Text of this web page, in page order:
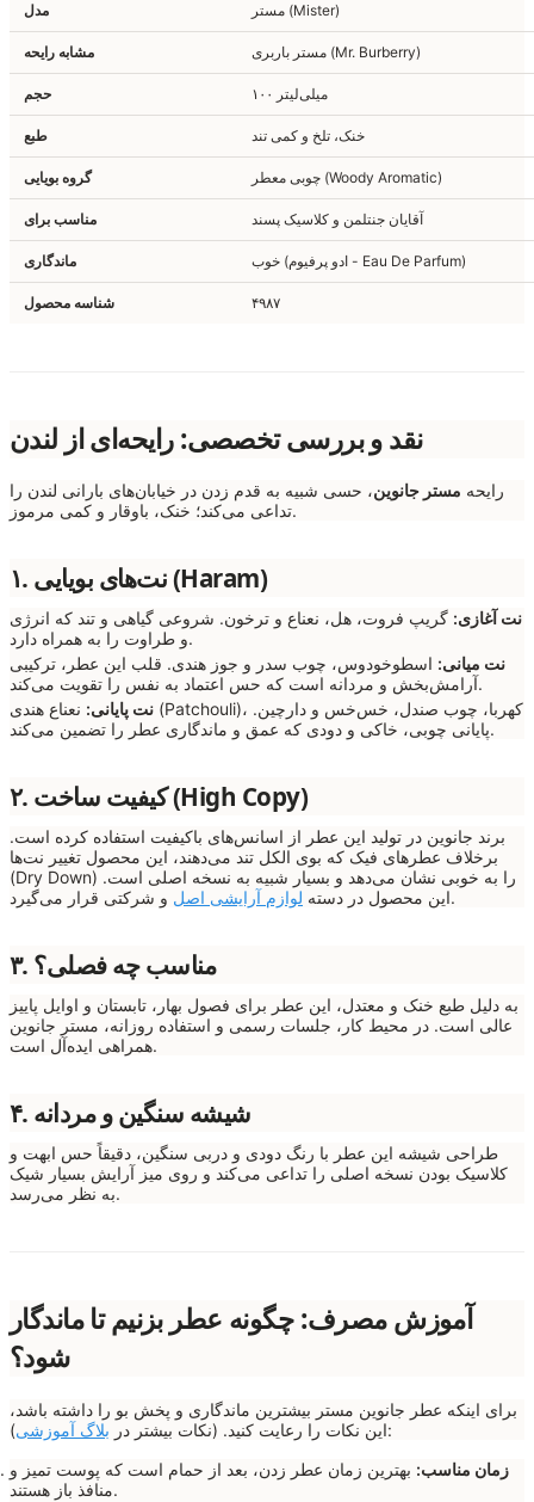
مدل مستر (Mister)
مشابه رایحه مستر باربری (Mr. Burberry)
حجم ۱۰۰ میلی‌لیتر
طبع خنک، تلخ و کمی تند
گروه بویایی چوبی معطر (Woody Aromatic)
مناسب برای آقایان جنتلمن و کلاسیک پسند
ماندگاری خوب (ادو پرفیوم - Eau De Parfum)
شناسه محصول ۴۹۸۷
نقد و بررسی تخصصی: رایحه‌ای از لندن
رایحه مستر جانوین، حسی شبیه به قدم زدن در خیابان‌های بارانی لندن را
تداعی می‌کند؛ خنک، باوقار و کمی مرموز.
۱. نت‌های بویایی (Haram)
نت آغازی: گریپ فروت، هل، نعناع و ترخون. شروعی گیاهی و تند که انرژی
و طراوت را به همراه دارد.
نت میانی: اسطوخودوس، چوب سدر و جوز هندی. قلب این عطر، ترکیبی
آرامش‌بخش و مردانه است که حس اعتماد به نفس را تقویت می‌کند.
نت پایانی: نعناع هندی (Patchouli)، کهربا، چوب صندل، خس‌خس و دارچین.
پایانی چوبی، خاکی و دودی که عمق و ماندگاری عطر را تضمین می‌کند.
۲. کیفیت ساخت (High Copy)
برند جانوین در تولید این عطر از اسانس‌های باکیفیت استفاده کرده است.
برخلاف عطرهای فیک که بوی الکل تند می‌دهند، این محصول تغییر نت‌ها
(Dry Down) را به خوبی نشان می‌دهد و بسیار شبیه به نسخه اصلی است.
این محصول در دسته لوازم آرایشی اصل و شرکتی قرار می‌گیرد.
۳. مناسب چه فصلی؟
به دلیل طبع خنک و معتدل، این عطر برای فصول بهار، تابستان و اوایل پاییز
عالی است. در محیط کار، جلسات رسمی و استفاده روزانه، مستر جانوین
همراهی ایده‌آل است.
۴. شیشه سنگین و مردانه
طراحی شیشه این عطر با رنگ دودی و دربی سنگین، دقیقاً حس ابهت و
کلاسیک بودن نسخه اصلی را تداعی می‌کند و روی میز آرایش بسیار شیک
به نظر می‌رسد.
آموزش مصرف: چگونه عطر بزنیم تا ماندگار
شود؟
برای اینکه عطر جانوین مستر بیشترین ماندگاری و پخش بو را داشته باشد،
این نکات را رعایت کنید. (نکات بیشتر در بلاگ آموزشی
):
زمان مناسب: بهترین زمان عطر زدن، بعد از حمام است که پوست تمیز و
منافذ باز هستند.